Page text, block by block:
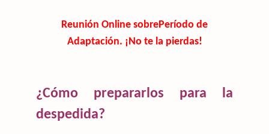
Reunión Online sobrePeríodo de
Adaptación. ¡No te la pierdas!
¿Cómo prepararlos para la
despedida?